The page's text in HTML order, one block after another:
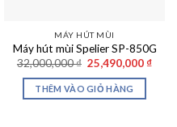
MÁY HÚT MÙI
Máy hút mùi Spelier SP-850G
32,000,000₫ Giá
gốc
là:
32,000,000 ₫.
25,490,000 ₫Giá
THÊM VÀO GIỎ HÀNG